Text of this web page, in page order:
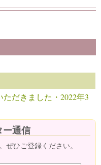
だきました・2022年3
ー通信
ぜひご登録ください。